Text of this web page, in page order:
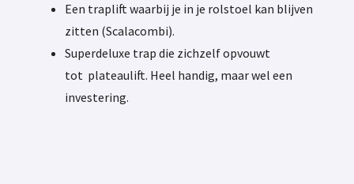
Een traplift waarbij je in je rolstoel kan blijven
zitten (Scalacombi).
Superdeluxe trap die zichzelf opvouwt
tot plateaulift. Heel handig, maar wel een
investering.